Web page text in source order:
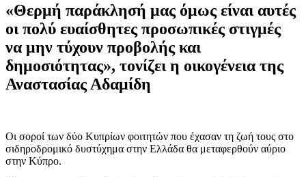
«Θερμή παράκλησή μας όμως είναι αυτές
οι πολύ ευαίσθητες προσωπικές στιγμές
να μην τύχουν προβολής και
δημοσιότητας», τονίζει η οικογένεια της
Αναστασίας Αδαμίδη
Οι σοροί των δύο Κυπρίων φοιτητών που έχασαν τη ζωή τους στο
σιδηροδρομικό δυστύχημα στην Ελλάδα θα μεταφερθούν αύριο
στην Κύπρο.